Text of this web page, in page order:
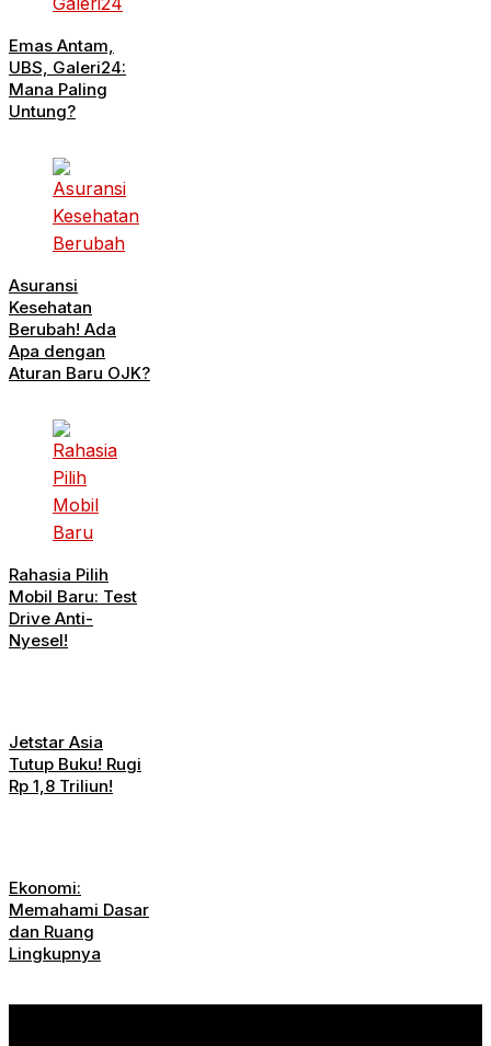
Emas Antam,
UBS, Galeri24:
Mana Paling
Untung?
Asuransi
Kesehatan
Berubah! Ada
Apa dengan
Aturan Baru OJK?
Rahasia Pilih
Mobil Baru: Test
Drive Anti-
Nyesel!
Jetstar Asia
Tutup Buku! Rugi
Rp 1,8 Triliun!
Ekonomi:
Memahami Dasar
dan Ruang
Lingkupnya